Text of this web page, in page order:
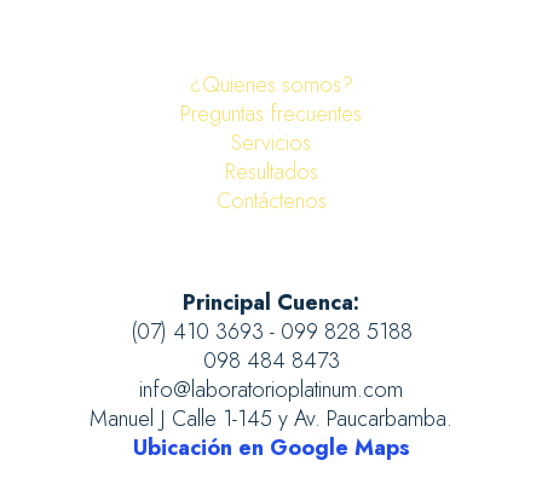
¿Quienes somos?
Preguntas frecuentes
Servicios
Resultados
Contáctenos
Principal Cuenca:
(07) 410 3693 - 099 828 5188
098 484 8473
info@laboratorioplatinum.com
Manuel J Calle 1-145 y Av. Paucarbamba.
Ubicación en Google Maps